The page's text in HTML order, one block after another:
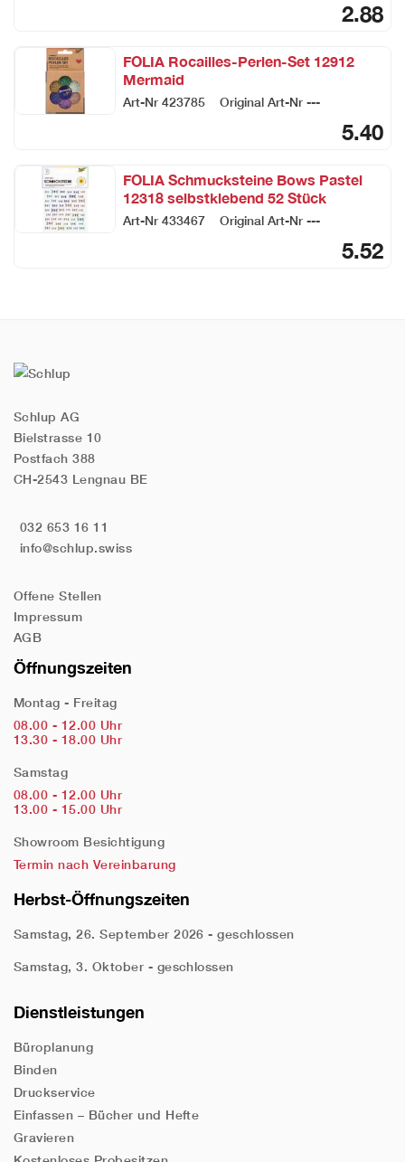
2.88
FOLIA Rocailles-Perlen-Set 12912
Mermaid
Art-Nr 423785 Original Art-Nr ---
5.40
FOLIA Schmucksteine Bows Pastel
12318 selbstklebend 52 Stück
Art-Nr 433467 Original Art-Nr ---
5.52
Schlup AG
Bielstrasse 10
Postfach 388
CH-2543 Lengnau BE
032 653 16 11
info@schlup.swiss
Offene Stellen
Impressum
AGB
Öffnungszeiten
Montag - Freitag
08.00 - 12.00 Uhr
13.30 - 18.00 Uhr
Samstag
08.00 - 12.00 Uhr
13.00 - 15.00 Uhr
Showroom Besichtigung
Termin nach Vereinbarung
Herbst-Öffnungszeiten
Samstag, 26. September 2026 - geschlossen
Samstag, 3. Oktober - geschlossen
Dienstleistungen
Büroplanung
Binden
Druckservice
Einfassen – Bücher und Hefte
Gravieren